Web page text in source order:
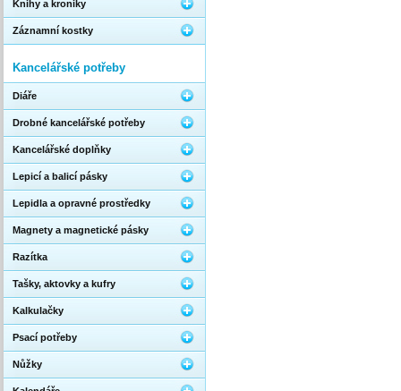
Knihy a kroniky
Záznamní kostky
Kancelářské potřeby
Diáře
Drobné kancelářské potřeby
Kancelářské doplňky
Lepicí a balicí pásky
Lepidla a opravné prostředky
Magnety a magnetické pásky
Razítka
Tašky, aktovky a kufry
Kalkulačky
Psací potřeby
Nůžky